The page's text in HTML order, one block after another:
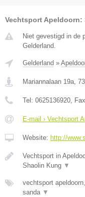
Vechtsport Apeldoorn:
Niet gevestigd in de
Gelderland.
Gelderland »
Mariannalaan 19a
Tel: 0625136920 ,
E-mail › Vechtsport
Website: http://
Vechtsport in
Shaolin Kung ▼
vechtsport
sanda ▼